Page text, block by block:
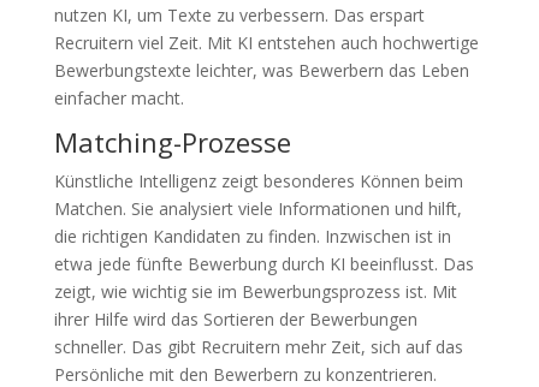
nutzen KI, um Texte zu verbessern. Das erspart
Recruitern viel Zeit. Mit KI entstehen auch hochwertige
Bewerbungstexte leichter, was Bewerbern das Leben
einfacher macht.
Matching-Prozesse
Künstliche Intelligenz zeigt besonderes Können beim
Matchen. Sie analysiert viele Informationen und hilft,
die richtigen Kandidaten zu finden. Inzwischen ist in
etwa jede fünfte Bewerbung durch KI beeinflusst. Das
zeigt, wie wichtig sie im Bewerbungsprozess ist. Mit
ihrer Hilfe wird das Sortieren der Bewerbungen
schneller. Das gibt Recruitern mehr Zeit, sich auf das
Persönliche mit den Bewerbern zu konzentrieren.